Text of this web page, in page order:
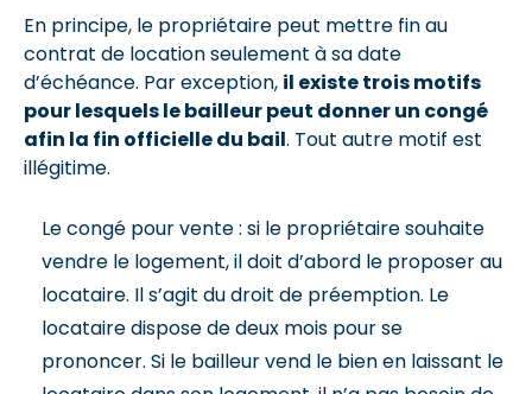
En principe, le propriétaire peut mettre fin au
contrat de location seulement à sa date
d’échéance. Par exception, il existe trois motifs
pour lesquels le bailleur peut donner un congé
afin la fin officielle du bail. Tout autre motif est
illégitime.
Le congé pour vente : si le propriétaire souhaite
vendre le logement, il doit d’abord le proposer au
locataire. Il s’agit du droit de préemption. Le
locataire dispose de deux mois pour se
prononcer. Si le bailleur vend le bien en laissant le